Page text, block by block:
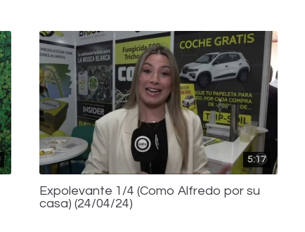
5:17
Expolevante 1/4 (Como Alfredo por su
casa) (24/04/24)